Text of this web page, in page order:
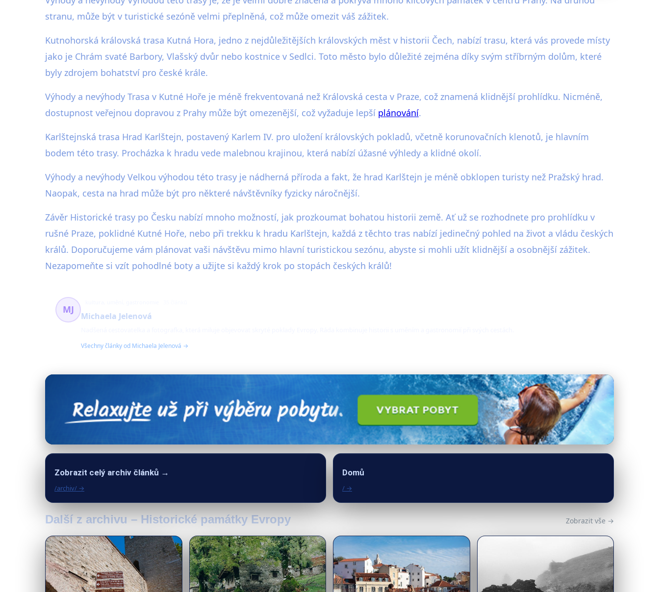
stranu, může být v turistické sezóně velmi přeplněná, což může omezit váš zážitek.
Kutnohorská královská trasa Kutná Hora, jedno z nejdůležitějších královských měst v historii Čech, nabízí trasu, která vás provede místy
jako je Chrám svaté Barbory, Vlašský dvůr nebo kostnice v Sedlci. Toto město bylo důležité zejména díky svým stříbrným dolům, které
byly zdrojem bohatství pro české krále.
Výhody a nevýhody Trasa v Kutné Hoře je méně frekventovaná než Královská cesta v Praze, což znamená klidnější prohlídku. Nicméně,
dostupnost veřejnou dopravou z Prahy může být omezenější, což vyžaduje lepší plánování.
Karlštejnská trasa Hrad Karlštejn, postavený Karlem IV. pro uložení královských pokladů, včetně korunovačních klenotů, je hlavním
bodem této trasy. Procházka k hradu vede malebnou krajinou, která nabízí úžasné výhledy a klidné okolí.
Výhody a nevýhody Velkou výhodou této trasy je nádherná příroda a fakt, že hrad Karlštejn je méně obklopen turisty než Pražský hrad.
Naopak, cesta na hrad může být pro některé návštěvníky fyzicky náročnější.
Závěr Historické trasy po Česku nabízí mnoho možností, jak prozkoumat bohatou historii země. Ať už se rozhodnete pro prohlídku v
rušné Praze, poklidné Kutné Hoře, nebo při trekku k hradu Karlštejn, každá z těchto tras nabízí jedinečný pohled na život a vládu českých
králů. Doporučujeme vám plánovat vaši návštěvu mimo hlavní turistickou sezónu, abyste si mohli užít klidnější a osobnější zážitek.
Nezapomeňte si vzít pohodlné boty a užijte si každý krok po stopách českých králů!
MJ
Michaela Jelenová
Všechny články od Michaela Jelenová →
Zobrazit celý archiv článků →
/archiv/ →
Domů
/ →
Další z archivu – Historické památky Evropy Zobrazit vše →